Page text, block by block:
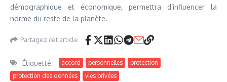
démographique et économique, permettra d’influencer la
norme du reste de la planète.
Partagez cet article
Étiquetté : accord personnelles
protection
protection des données
vies privées